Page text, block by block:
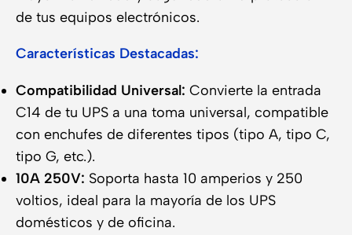
de tus equipos electrónicos.
Características Destacadas:
Compatibilidad Universal: Convierte la entrada
C14 de tu UPS a una toma universal, compatible
con enchufes de diferentes tipos (tipo A, tipo C,
tipo G, etc.).
10A 250V: Soporta hasta 10 amperios y 250
voltios, ideal para la mayoría de los UPS
domésticos y de oficina.